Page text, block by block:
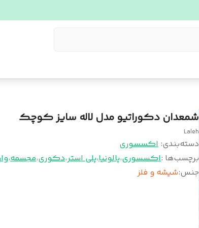
شمعدان دکوراتیو مدل لاله سایز کوچک
Laleh
دسته‌بندی: اکسسوری
برچسب‌ها :اکسسوری،پالونیا،پلی استر،دکوری،مجسمه،
جنس:شیشه و فلز